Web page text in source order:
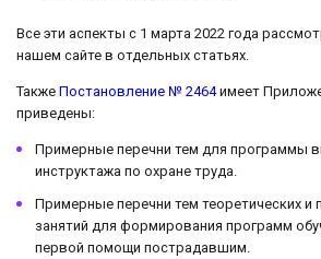
Все эти аспекты с 1 марта 2022 года
нашем сайте в отдельных статьях.
Также Постановление № 2464имеет
приведены:
Примерные перечни тем для программы
инструктажа по охране труда.
Примерные перечни тем теоретических и
занятий для формирования программ
первой помощи пострадавшим.